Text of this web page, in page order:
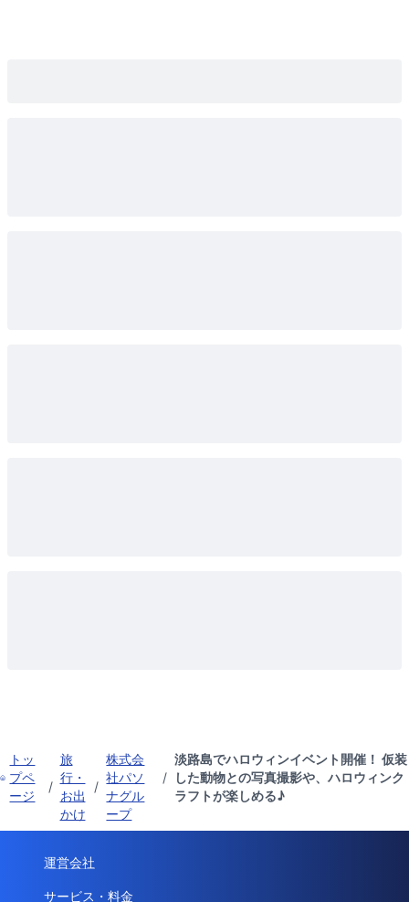
トッ
プペ
ージ
/
旅
行・
お出
かけ
/
株式会
社パソ
ナグル
ープ
/
淡路島でハロウィンイベント開催！ 仮装
した動物との写真撮影や、ハロウィンク
ラフトが楽しめる♪
運営会社
サービス・料金